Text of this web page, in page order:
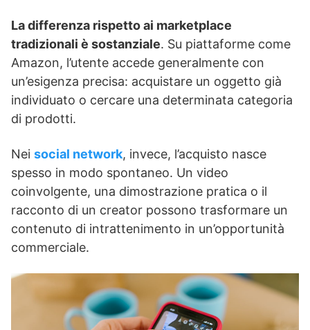
La differenza rispetto ai marketplace
tradizionali è sostanziale. Su piattaforme come
Amazon, l’utente accede generalmente con
un’esigenza precisa: acquistare un oggetto già
individuato o cercare una determinata categoria
di prodotti.
Nei social network, invece, l’acquisto nasce
spesso in modo spontaneo. Un video
coinvolgente, una dimostrazione pratica o il
racconto di un creator possono trasformare un
contenuto di intrattenimento in un’opportunità
commerciale.